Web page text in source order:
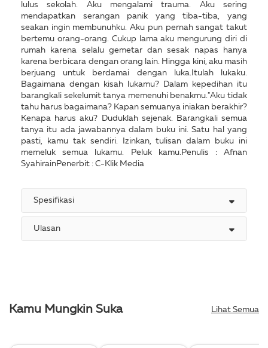
lulus sekolah. Aku mengalami trauma. Aku sering
mendapatkan serangan panik yang tiba-tiba, yang
seakan ingin membunuhku. Aku pun pernah sangat takut
bertemu orang-orang. Cukup lama aku mengurung diri di
rumah karena selalu gemetar dan sesak napas hanya
karena berbicara dengan orang lain. Hingga kini, aku masih
berjuang untuk berdamai dengan luka.Itulah lukaku.
Bagaimana dengan kisah lukamu? Dalam kepedihan itu
barangkali sekelumit tanya memenuhi benakmu."Aku tidak
tahu harus bagaimana? Kapan semuanya iniakan berakhir?
Kenapa harus aku? Duduklah sejenak. Barangkali semua
tanya itu ada jawabannya dalam buku ini. Satu hal yang
pasti, kamu tak sendiri. Izinkan, tulisan dalam buku ini
memeluk semua lukamu. Peluk kamu.Penulis : Afnan
SyahirainPenerbit : C-Klik Media
Spesifikasi
Ulasan
Kamu Mungkin Suka Lihat Semua